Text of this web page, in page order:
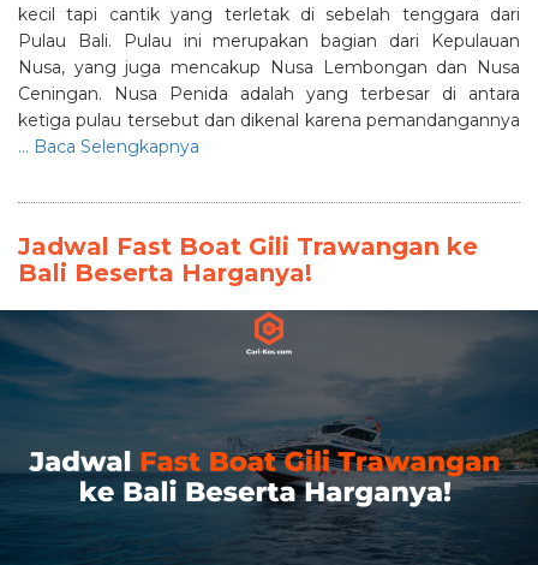
kecil tapi cantik yang terletak di sebelah tenggara dari
Pulau Bali. Pulau ini merupakan bagian dari Kepulauan
Nusa, yang juga mencakup Nusa Lembongan dan Nusa
Ceningan. Nusa Penida adalah yang terbesar di antara
ketiga pulau tersebut dan dikenal karena pemandangannya
... Baca Selengkapnya
Jadwal Fast Boat Gili Trawangan ke
Bali Beserta Harganya!